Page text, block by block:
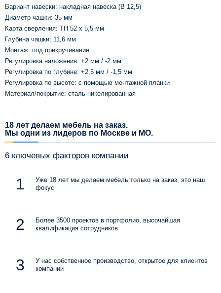
Вариант навески: накладная навеска (B 12,5)
Диаметр чашки: 35 мм
Карта сверления: TH 52 x 5,5 мм
Глубина чашки: 11,6 мм
Монтаж: под прикручивание
Регулировка наложения: +2 мм / -2 мм
Регулировка по глубине: +2,5 мм / -1,5 мм
Регулировка по высоте: с помощью монтажной планки
Материал/покрытие: сталь никелированная
18 лет делаем мебель на заказ.
Мы одни из лидеров по Москве и МО.
6 ключевых факторов компании
Уже 18 лет мы делаем мебель только на заказ, это наш
фокус
Более 3500 проектов в портфолио, высочайшая
квалификация сотрудников
У нас собственное производство, открытое для клиентов
компании